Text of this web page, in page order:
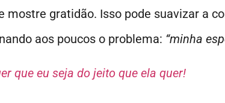
mostre gratidão. Isso pode suavizar a
aos poucos o problema: “minha
que eu seja do jeito que ela quer!